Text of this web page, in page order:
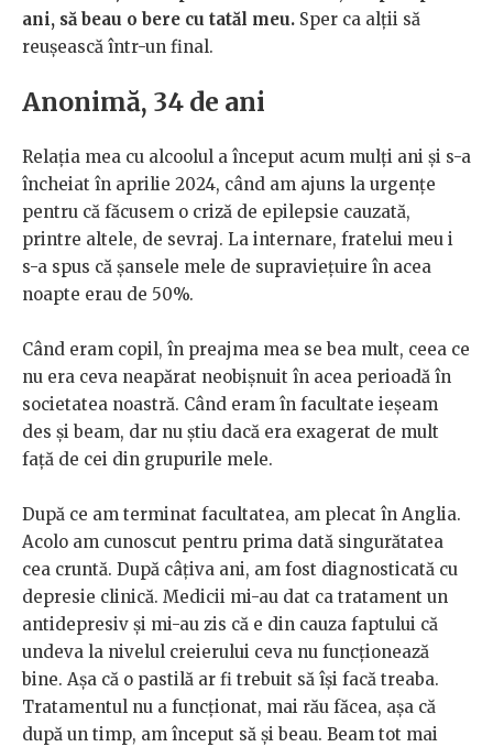
ani, să beau o bere cu tatăl meu. Sper ca alții să
reușească într-un final.
Anonimă, 34 de ani
Relația mea cu alcoolul a început acum mulți ani și s-a
încheiat în aprilie 2024, când am ajuns la urgențe
pentru că făcusem o criză de epilepsie cauzată,
printre altele, de sevraj. La internare, fratelui meu i
s-a spus că șansele mele de supraviețuire în acea
noapte erau de 50%.
Când eram copil, în preajma mea se bea mult, ceea ce
nu era ceva neapărat neobișnuit în acea perioadă în
societatea noastră. Când eram în facultate ieșeam
des și beam, dar nu știu dacă era exagerat de mult
față de cei din grupurile mele.
După ce am terminat facultatea, am plecat în Anglia.
Acolo am cunoscut pentru prima dată singurătatea
cea cruntă. După câțiva ani, am fost diagnosticată cu
depresie clinică. Medicii mi-au dat ca tratament un
antidepresiv și mi-au zis că e din cauza faptului că
undeva la nivelul creierului ceva nu funcționează
bine. Așa că o pastilă ar fi trebuit să își facă treaba.
Tratamentul nu a funcționat, mai rău făcea, așa că
după un timp, am început să și beau. Beam tot mai